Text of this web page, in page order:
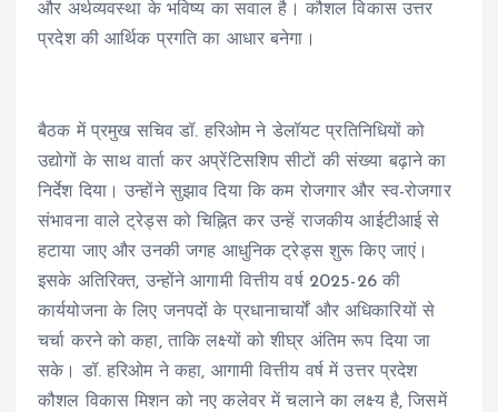
और अर्थव्यवस्था के भविष्य का सवाल है। कौशल विकास उत्तर
प्रदेश की आर्थिक प्रगति का आधार बनेगा।
बैठक में प्रमुख सचिव डॉ. हरिओम ने डेलॉयट प्रतिनिधियों को
उद्योगों के साथ वार्ता कर अप्रेंटिसशिप सीटों की संख्या बढ़ाने का
निर्देश दिया। उन्होंने सुझाव दिया कि कम रोजगार और स्व-रोजगार
संभावना वाले ट्रेड्स को चिह्नित कर उन्हें राजकीय आईटीआई से
हटाया जाए और उनकी जगह आधुनिक ट्रेड्स शुरू किए जाएं।
इसके अतिरिक्त, उन्होंने आगामी वित्तीय वर्ष 2025-26 की
कार्ययोजना के लिए जनपदों के प्रधानाचार्यों और अधिकारियों से
चर्चा करने को कहा, ताकि लक्ष्यों को शीघ्र अंतिम रूप दिया जा
सके। डॉ. हरिओम ने कहा, आगामी वित्तीय वर्ष में उत्तर प्रदेश
कौशल विकास मिशन को नए कलेवर में चलाने का लक्ष्य है, जिसमें